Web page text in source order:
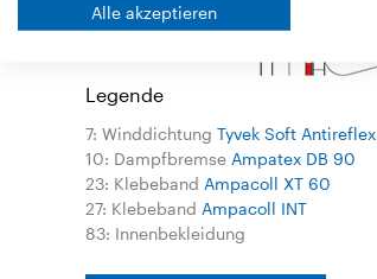
Legende
7: Winddichtung Tyvek Soft Antireflex
10: Dampfbremse Ampatex DB 90
23: Klebeband Ampacoll XT 60
27: Klebeband Ampacoll INT
83: Innenbekleidung
Alle akzeptieren